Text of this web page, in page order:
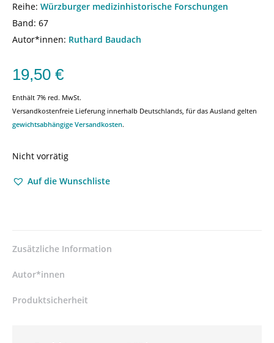
Reihe: Würzburger medizinhistorische Forschungen
Band: 67
Autor*innen: Ruthard Baudach
19,50 €
Enthält 7% red. MwSt.
Versandkostenfreie Lieferung innerhalb Deutschlands, für das Ausland gelten
gewichtsabhängige Versandkosten.
Nicht vorrätig
Auf die Wunschliste
Zusätzliche Information
Autor*innen
Produktsicherheit